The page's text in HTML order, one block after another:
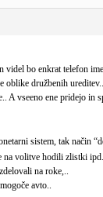
videl bo enkrat telefon
družbenih
A vseeno ene pridejo
sistem, tak
na volitve hodili
na roke,..
avto..